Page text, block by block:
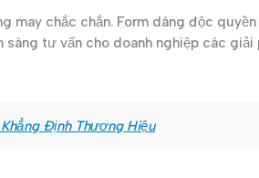
chắc chắn. Form dáng độc
tư vấn cho doanh nghiệp các
Định Thương Hiệu